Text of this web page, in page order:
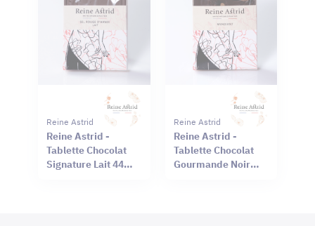
Reine Astrid
Reine Astrid -
Tablette Chocolat
Signature Lait 44%
Reine Astrid
Reine Astrid -
Tablette Chocolat
Gourmande Noir